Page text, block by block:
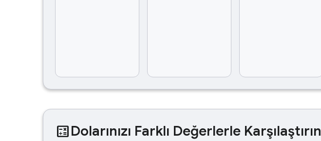
calculateDolarınızı Farklı Değerlerle Karşılaştırın